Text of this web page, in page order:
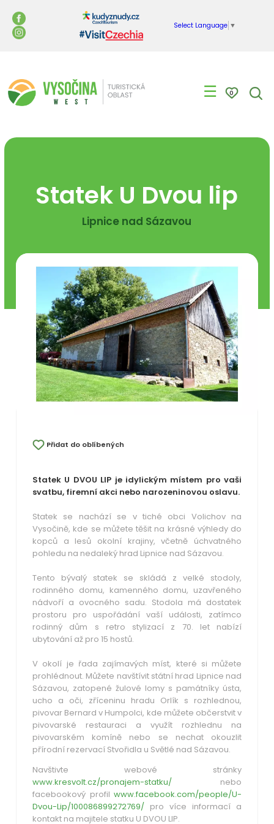
Select Language ▼
☰ 0
Statek U Dvou lip
Lipnice nad Sázavou
Přidat do oblíbených
Statek U DVOU LIP je idylickým místem pro vaši
svatbu, firemní akci nebo narozeninovou oslavu.
Statek se nachází se v tiché obci Volichov na
Vysočině, kde se můžete těšit na krásné výhledy do
kopců a lesů okolní krajiny, včetně úchvatného
pohledu na nedaleký hrad Lipnice nad Sázavou.
Tento bývalý statek se skládá z velké stodoly,
rodinného domu, kamenného domu, uzavřeného
nádvoří a ovocného sadu. Stodola má dostatek
prostoru pro uspořádání vaší události, zatímco
rodinný dům s retro stylizací z 70. let nabízí
ubytování až pro 15 hostů.
V okolí je řada zajímavých míst, které si můžete
prohlédnout. Můžete navštívit státní hrad Lipnice nad
Sázavou, zatopené žulové lomy s památníky ústa,
ucho a oči, zříceninu hradu Orlík s rozhlednou,
pivovar Bernard v Humpolci, kde můžete občerstvit v
pivovarské restauraci a využít rozhlednu na
pivovarském komíně nebo se nechat okouzlit
přírodní rezervací Stvořidla u Světlé nad Sázavou.
Navštivte webové stránky
www.kresvolt.cz/pronajem-statku/ nebo
facebookový profil www.facebook.com/people/U-
Dvou-Lip/100086899272769/ pro více informací a
kontakt na majitele statku U DVOU LIP.